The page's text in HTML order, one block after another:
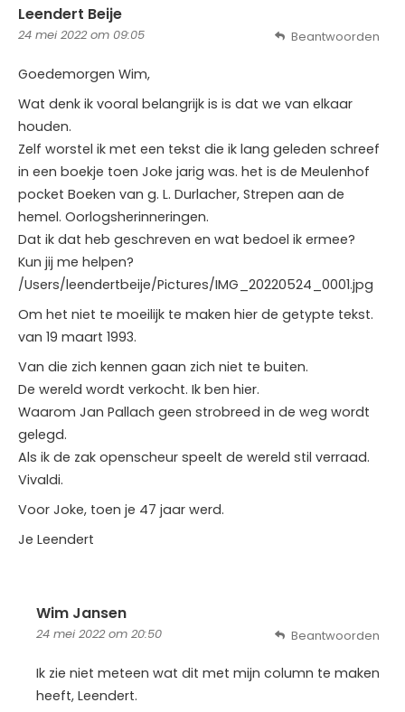
Leendert Beije
24 mei 2022 om 09:05
Goedemorgen Wim,
Wat denk ik vooral belangrijk is is dat we van elkaar
houden.
Zelf worstel ik met een tekst die ik lang geleden schreef
in een boekje toen Joke jarig was. het is de Meulenhof
pocket Boeken van g. L. Durlacher, Strepen aan de
hemel. Oorlogsherinneringen.
Dat ik dat heb geschreven en wat bedoel ik ermee?
Kun jij me helpen?
/Users/leendertbeije/Pictures/IMG_20220524_0001.jpg
Om het niet te moeilijk te maken hier de getypte tekst.
van 19 maart 1993.
Van die zich kennen gaan zich niet te buiten.
De wereld wordt verkocht. Ik ben hier.
Waarom Jan Pallach geen strobreed in de weg wordt
gelegd.
Als ik de zak openscheur speelt de wereld stil verraad.
Vivaldi.
Voor Joke, toen je 47 jaar werd.
Je Leendert
Beantwoorden
Wim Jansen
24 mei 2022 om 20:50
Ik zie niet meteen wat dit met mijn column te maken
heeft, Leendert.
Beantwoorden